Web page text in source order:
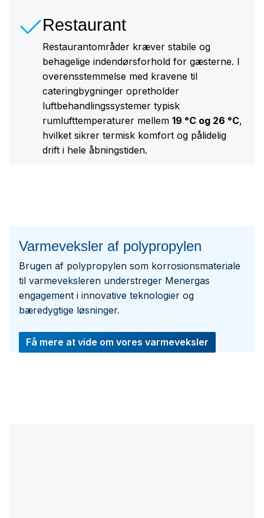
Restaurant
Restaurantområder kræver stabile og
behagelige indendørsforhold for gæsterne. I
overensstemmelse med kravene til
cateringbygninger opretholder
luftbehandlingssystemer typisk
rumlufttemperaturer mellem 19 °C og 26 °C,
hvilket sikrer termisk komfort og pålidelig
drift i hele åbningstiden.
Varmeveksler af polypropylen
Brugen af polypropylen som korrosionsmateriale
til varmeveksleren understreger Menergas
engagement i innovative teknologier og
bæredygtige løsninger.
Få mere at vide om vores varmeveksler